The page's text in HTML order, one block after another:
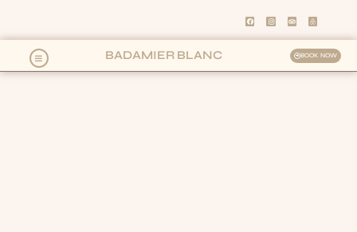
BADAMIER BLANC BOOK NOW